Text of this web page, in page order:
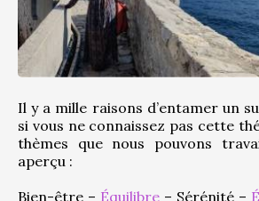
Il y a mille raisons d’entamer un
si vous ne connaissez pas cette
thèmes que nous pouvons
aperçu :
Bien-être – Équilibre – Sérénité –